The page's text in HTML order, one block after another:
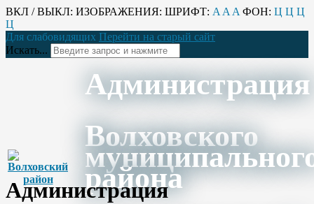
ВКЛ / ВЫКЛ: ИЗОБРАЖЕНИЯ: ШРИФТ: A A A ФОН: Ц Ц Ц
Ц
Для слабовидящих Перейти на старый сайт
Искать...
Администрация
Волховского
района
Администрация